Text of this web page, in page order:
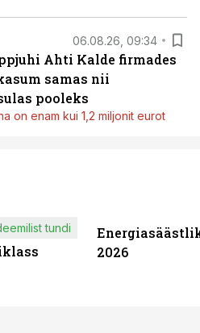
06.08.26, 09:34
Ahti Kalde firmades
samas nii
pooleks
on enam kui 1,2 miljonit eurot
tundi
2026